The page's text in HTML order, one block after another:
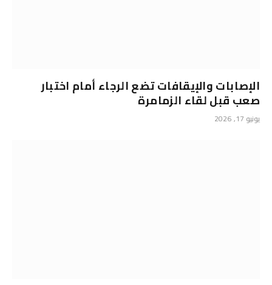
الإصابات والإيقافات تضع الرجاء أمام اختبار
صعب قبل لقاء الزمامرة
يونيو 17, 2026